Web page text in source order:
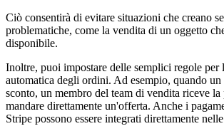
Ciò consentirà di evitare situazioni che creano
problematiche, come la vendita di un oggetto
disponibile.
Inoltre, puoi impostare delle semplici regole per
automatica degli ordini. Ad esempio, quando
sconto, un membro del team di vendita riceve la
mandare direttamente un'offerta. Anche i
Stripe possono essere integrati direttamente